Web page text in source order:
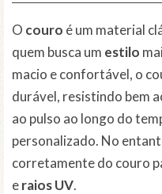
O couro é um material
quem busca um estilo
macio e confortável, o
durável, resistindo bem
ao pulso ao longo do
personalizado. No
corretamente do couro
eraios UV.